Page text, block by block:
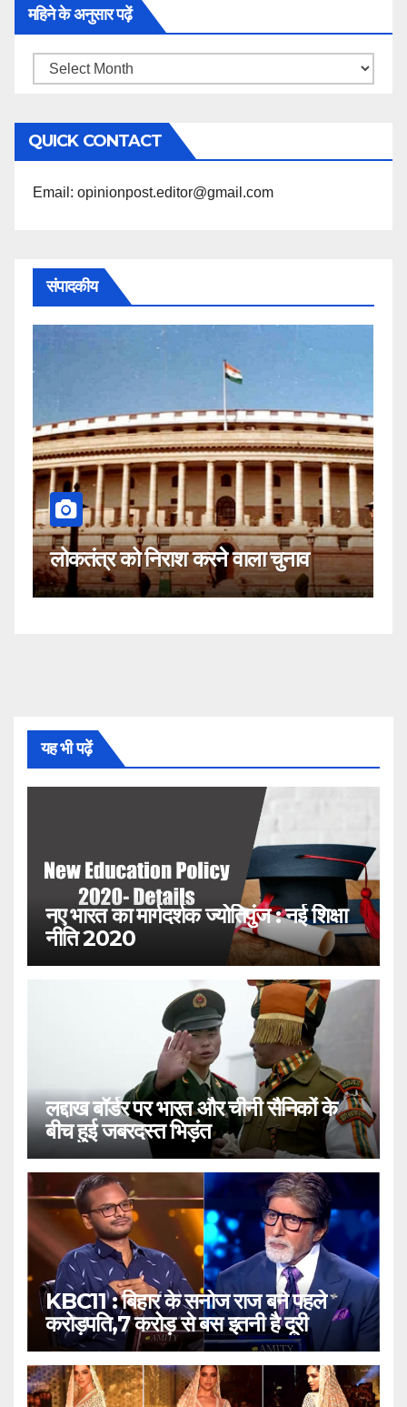
महिने के अनुसार पढ़ें
महिने
अनुसार
पढ़ें
QUICK CONTACT
Email: opinionpost.editor@gmail.com
संपादकीय
चुनाव
कहीं यह सीजेआई के खिलाफ साजिश
नहीं!
यह भी पढ़ें
नए भारत का मार्गदर्शक ज्योतिपुंज : नई शिक्षा
नीति 2020
लद्दाख बॉर्डर पर भारत और चीनी सैनिकों के
बीच हुई जबरदस्त भिड़ंत
KBC11 : बिहार के सनोज राज बने पहले
करोड़पति,7 करोड़ से बस इतनी है दूरी